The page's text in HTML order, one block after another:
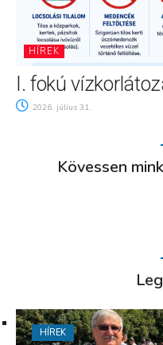
HÍREK
I. fokú
2026. július 31.
Kövessen
HÍREK